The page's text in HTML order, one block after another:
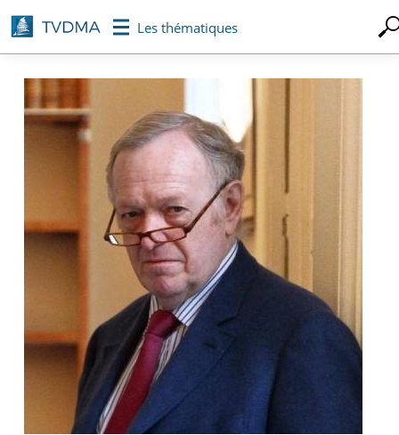
Aller
au
contenu
principal
Les thématiques